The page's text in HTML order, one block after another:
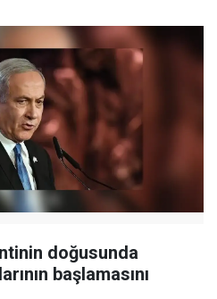
doğusunda
başlamasını